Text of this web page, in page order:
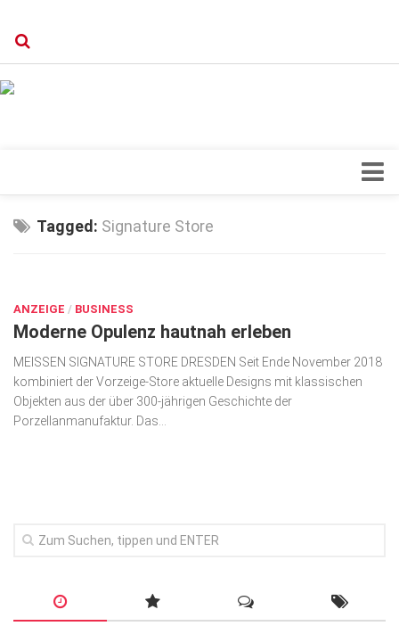
Orthopädie
Schönheit & Wohlbefinden
Special
Wirtschaft, Recht, Finanzen
Sehen
Kampf gegen Krebs
Tagged: Signature Store
ANZEIGE / BUSINESS
Moderne Opulenz hautnah erleben
MEISSEN SIGNATURE STORE DRESDEN Seit Ende November 2018
kombiniert der Vorzeige-Store aktuelle Designs mit klassischen
Objekten aus der über 300-jährigen Geschichte der
Porzellanmanufaktur. Das...